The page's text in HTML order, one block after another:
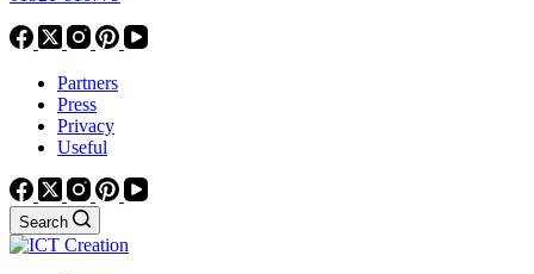
Partners
Press
Privacy
Useful
Search